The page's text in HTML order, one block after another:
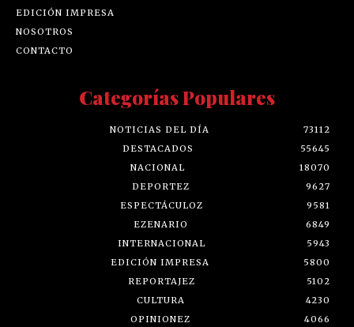
EDICIÓN IMPRESA
NOSOTROS
CONTACTO
Categorías Populares
NOTICIAS DEL DÍA
73112
DESTACADOS
55645
NACIONAL
18070
DEPORTEZ
9627
ESPECTÁCULOZ
9581
EZENARIO
6849
INTERNACIONAL
5943
EDICIÓN IMPRESA
5800
REPORTAJEZ
5102
CULTURA
4230
OPINIONEZ
4066